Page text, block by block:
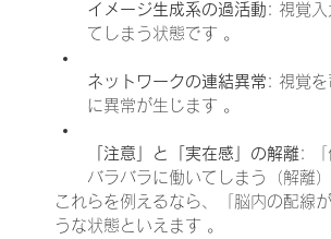
イメージ生成系の過活動 : 視覚入
てしまう状態です 。
ネットワークの連結異常 : 視覚を
に異常が生じます 。
「注意」と「実在感」の解離 : 「
バラバラに働いてしまう（解離
これらを例えるなら、「脳内の配線
うな状態といえます 。